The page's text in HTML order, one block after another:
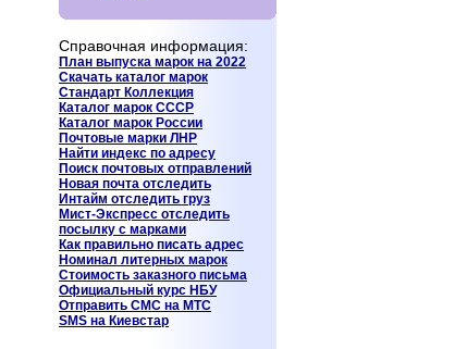
Справочная информация:
План выпуска марок на 2022
Скачать каталог марок
Стандарт Коллекция
Каталог марок СССР
Каталог марок России
Почтовые марки ЛНР
Найти индекс по адресу
Поиск почтовых отправлений
Новая почта отследить
Интайм отследить груз
Мист-Экспресс отследить
посылку с марками
Как правильно писать адрес
Номинал литерных марок
Стоимость заказного письма
Официальный курс НБУ
Отправить СМС на МТС
SMS на Киевстар